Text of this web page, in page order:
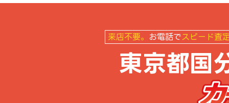
来店不要。 お電話で スピード査
東京都国